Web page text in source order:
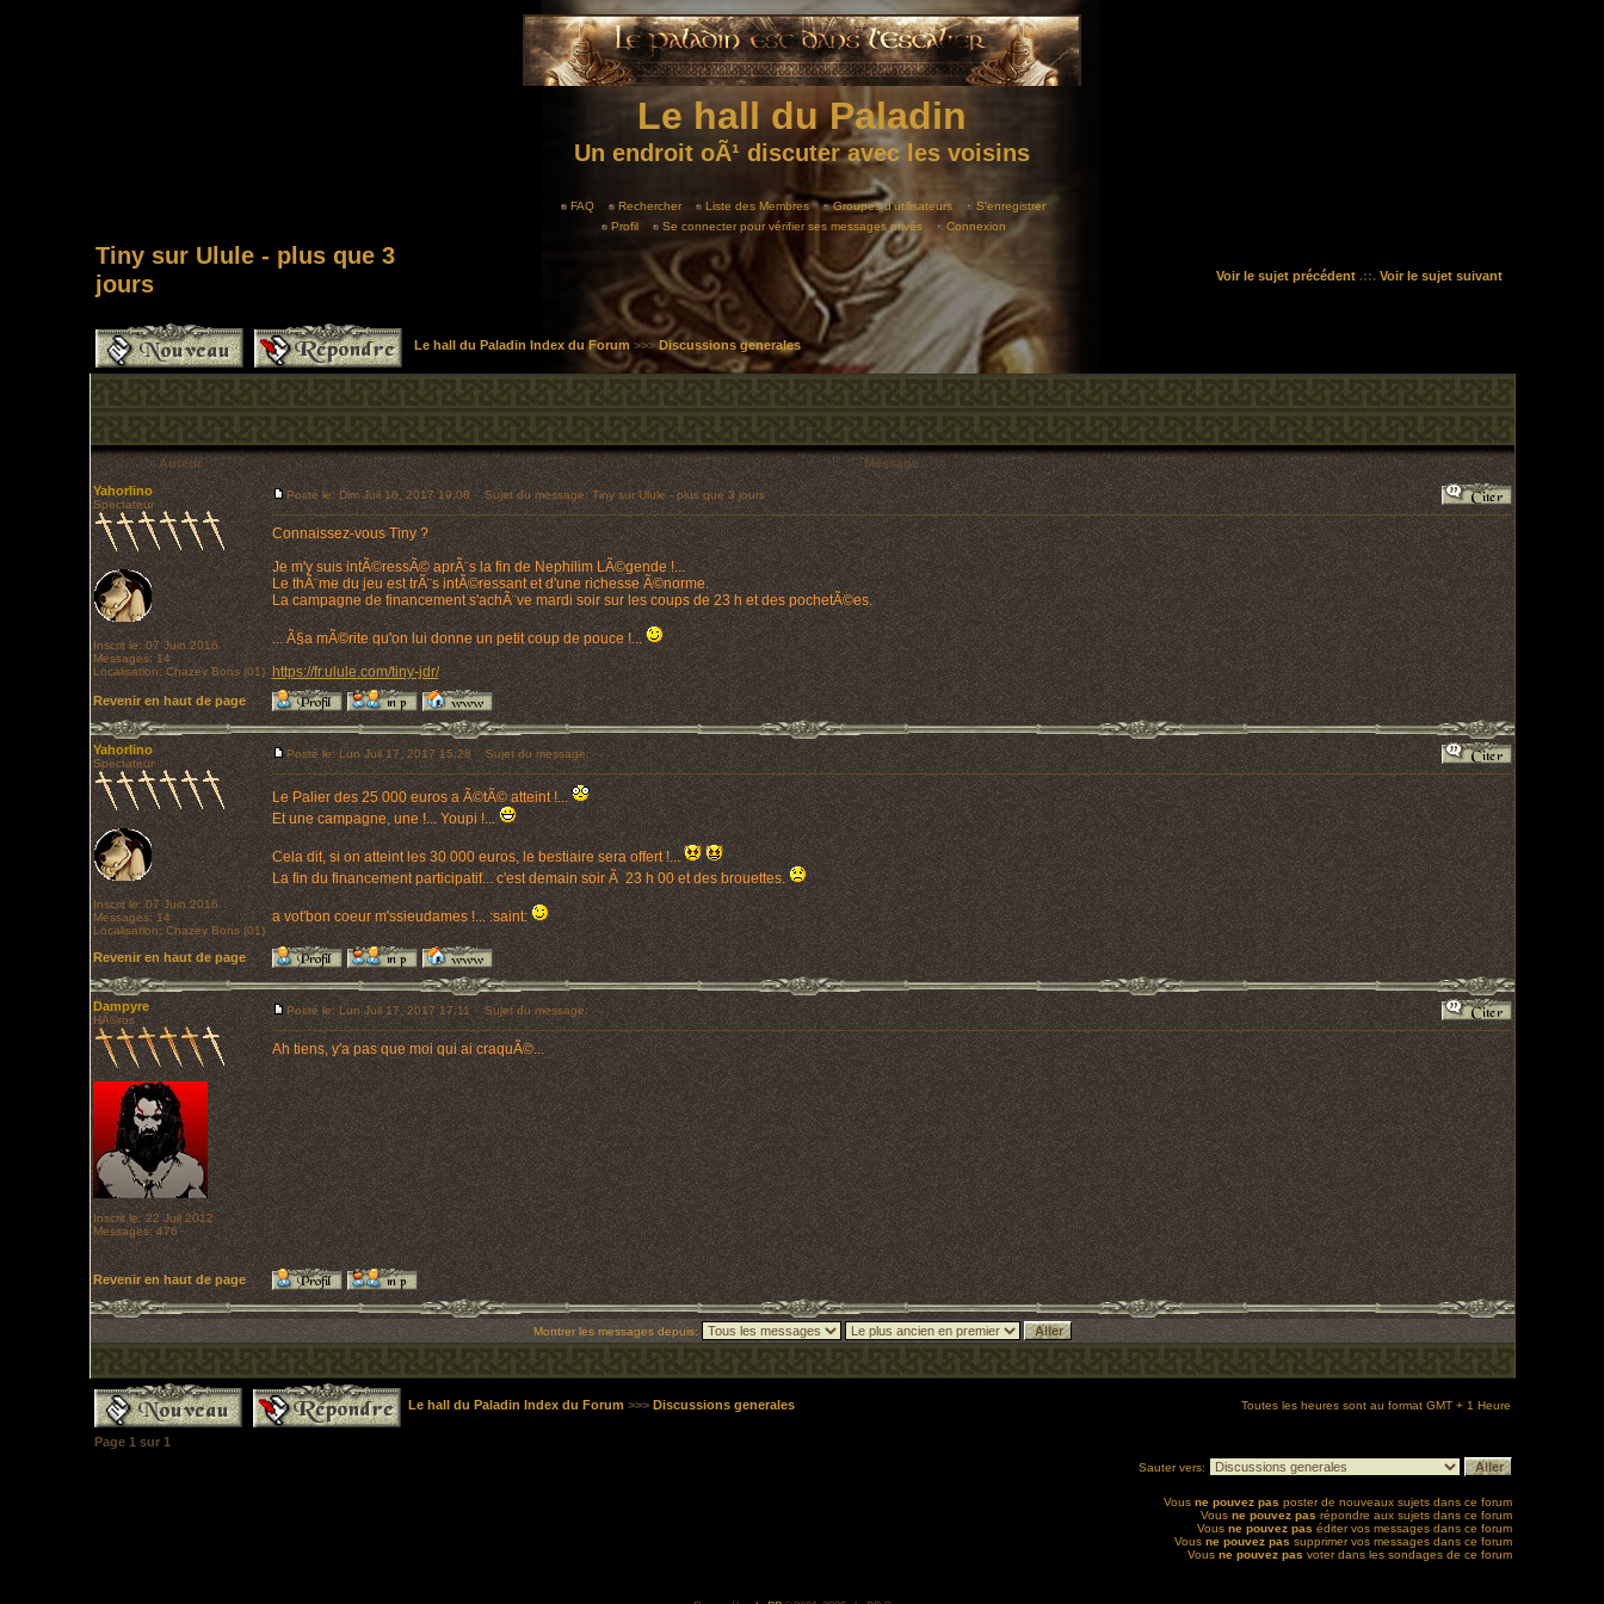
Le hall du Paladin
Un endroit oÃ¹ discuter avec les voisins
FAQ Rechercher Liste des Membres Groupes d'utilisateurs
S'enregistrer
Profil
Se connecter pour vérifier ses messages privés Connexion
Tiny sur Ulule - plus que 3
jours
Voir le sujet précédent.::. Voir le sujet suivant
Le hall du Paladin Index du Forum >>>Discussions generales
Auteur
Message
Yahorlino
Spectateur
Inscrit le: 07 Juin 2016
Messages: 14
Localisation: Chazey Bons (01)
Posté le: Dim Juil 16, 2017 19:08 Sujet du message: Tiny sur Ulule - plus que 3 jours
Connaissez-vous Tiny ?
Je m'y suis intÃ©ressÃ© aprÃ¨s la fin de Nephilim LÃ©gende !...
Le thÃ¨me du jeu est trÃ¨s intÃ©ressant et d'une richesse Ã©norme.
La campagne de financement s'achÃ¨ve mardi soir sur les coups de 23 h et des pochetÃ©es.
... Ã§a mÃ©rite qu'on lui donne un petit coup de pouce !...
https://fr.ulule.com/tiny-jdr/
Revenir en haut de page
Yahorlino
Spectateur
Inscrit le: 07 Juin 2016
Messages: 14
Localisation: Chazey Bons (01)
Posté le: Lun Juil 17, 2017 15:28 Sujet du message:
Le Palier des 25 000 euros a Ã©tÃ© atteint !...
Et une campagne, une !... Youpi !...
Cela dit, si on atteint les 30 000 euros, le bestiaire sera offert !...
La fin du financement participatif... c'est demain soir Ã 23 h 00 et des brouettes.
a vot'bon coeur m'ssieudames !... :saint:
Revenir en haut de page
Dampyre
HÃ©ros
Inscrit le: 22 Juil 2012
Messages: 476
Posté le: Lun Juil 17, 2017 17:11 Sujet du message:
Ah tiens, y'a pas que moi qui ai craquÃ©...
Revenir en haut de page
Montrer les messages depuis:
Le hall du Paladin Index du Forum >>> Discussions generales Toutes les heures sont au format GMT + 1 Heure
Page 1 sur 1
Sauter vers:
Vous ne pouvez pas poster de nouveaux sujets dans ce forum
Vous ne pouvez pas répondre aux sujets dans ce forum
Vous ne pouvez pas éditer vos messages dans ce forum
Vous ne pouvez pas supprimer vos messages dans ce forum
Vous ne pouvez pas voter dans les sondages de ce forum